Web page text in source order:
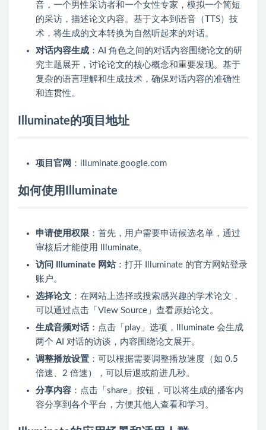
音，一个男性采访者和一个女性专家，模拟一个简短
的采访，描述论文内容。基于文本到语音（TTS）技
术，将生成的文本转换为自然听起来的对话。
对话内容生成 ：AI 角色之间的对话内容围绕论文的研
究主题展开，讨论论文的核心概念和重要发现。基于
复杂的语言理解和生成技术，确保对话内容的准确性
和连贯性。
Illuminate的项目地址
项目官网 ：illuminate.google.com
如何使用Illuminate
申请使用权限 ：首先，用户需要申请候选名单，通过
审核后才能使用 Illuminate。
访问 Illuminate 网站：打开 Illuminate 的官方网站登录
账户。
选择论文 ：在网站上选择或搜索感兴趣的学术论文，
可以通过点击「View Source」查看原始论文。
生成音频对话 ：点击「play」选项，Illuminate 会生成
两个 AI 对话的访谈，内容围绕论文展开。
调整播放设置 ：可以根据需要调整播放速度（如 0.5
倍速、2 倍速），可以后退或前进几秒。
分享内容 ：点击「share」按钮，可以将生成的播客内
容分享到各个平台，方便其他人查看和学习。